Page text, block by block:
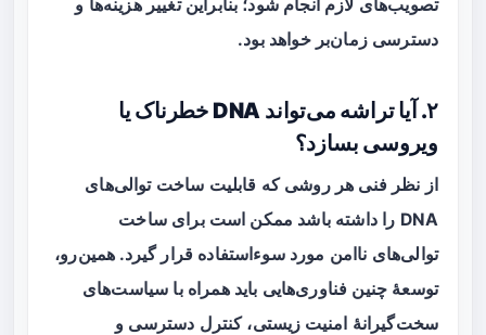
تصویب‌های لازم انجام شود؛ بنابراین تغییر هزینه‌ها و
دسترسی زمان‌بر خواهد بود.
۲. آیا تراشه می‌تواند DNA خطرناک یا
ویروسی بسازد؟
از نظر فنی هر روشی که قابلیت ساخت توالی‌های
DNA را داشته باشد ممکن است برای ساخت
توالی‌های ناامن مورد سوءاستفاده قرار گیرد. همین‌رو،
توسعهٔ چنین فناوری‌هایی باید همراه با سیاست‌های
سخت‌گیرانهٔ امنیت زیستی، کنترل دسترسی و